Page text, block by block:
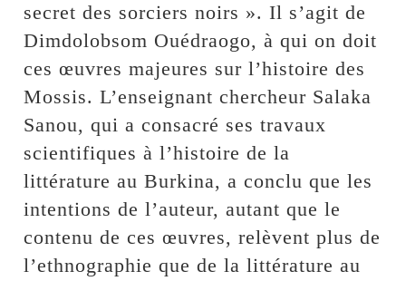
secret des sorciers noirs ». Il s’agit de
Dimdolobsom Ouédraogo, à qui on doit
ces œuvres majeures sur l’histoire des
Mossis. L’enseignant chercheur Salaka
Sanou, qui a consacré ses travaux
scientifiques à l’histoire de la
littérature au Burkina, a conclu que les
intentions de l’auteur, autant que le
contenu de ces œuvres, relèvent plus de
l’ethnographie que de la littérature au